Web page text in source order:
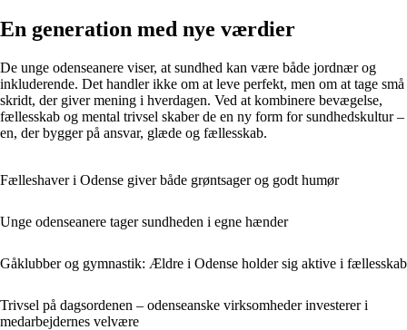
En generation med nye værdier
De unge odenseanere viser, at sundhed kan være både jordnær og
inkluderende. Det handler ikke om at leve perfekt, men om at tage små
skridt, der giver mening i hverdagen. Ved at kombinere bevægelse,
fællesskab og mental trivsel skaber de en ny form for sundhedskultur –
en, der bygger på ansvar, glæde og fællesskab.
Fælleshaver i Odense giver både grøntsager og godt humør
Unge odenseanere tager sundheden i egne hænder
Gåklubber og gymnastik: Ældre i Odense holder sig aktive i fællesskab
Trivsel på dagsordenen – odenseanske virksomheder investerer i
medarbejdernes velvære